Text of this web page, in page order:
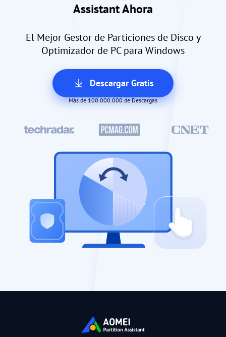
Assistant Ahora
El Mejor Gestor de Particiones de Disco y
Optimizador de PC para Windows
Descargar Gratis
Más de 100.000.000 de Descargas